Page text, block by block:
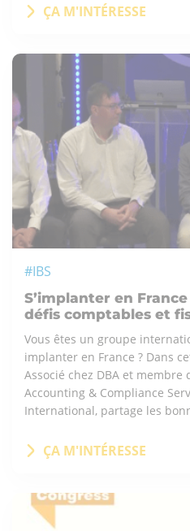
ÇA M'INTÉRESSE
#IBS
S’implanter en
défis comptables et
Vous êtes un groupe
implanter en France ? Dans
Associé chez DBA et membre
Accounting & Compliance
International, partage les
ÇA M'INTÉRESSE